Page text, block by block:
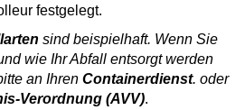
festgelegt.
sind beispielhaft. Wenn Sie
wie Ihr Abfall entsorgt werden
an Ihren Containerdienst. oder
Verordnung (AVV).